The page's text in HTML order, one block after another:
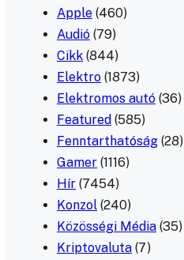
Apple (460)
Audió (79)
Cikk (844)
Elektro (1873)
Elektromos autó (36)
Featured (585)
Fenntarthatóság (28)
Gamer (1116)
Hír (7454)
Konzol (240)
Közösségi Média (35)
Kriptovaluta (7)